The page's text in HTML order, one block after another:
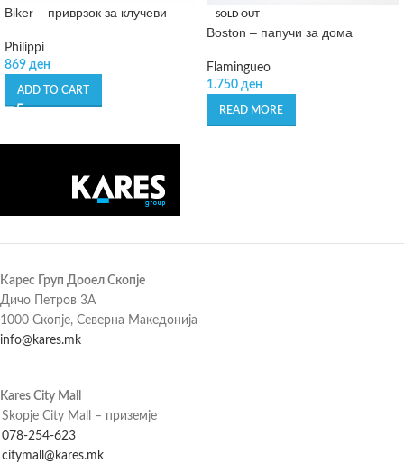
Biker – приврзок за клучеви
Philippi
869 ден
ADD TO CART
SOLD OUT
Boston – папучи за дома
Flamingueo
1.750 ден
READ MORE
Карес Груп Дооел Скопје
Дичо Петров 3А
1000 Скопје, Северна Македонија
info@kares.mk
Kares City Mall
Skopje City Mall – приземје
078-254-623
citymall@kares.mk